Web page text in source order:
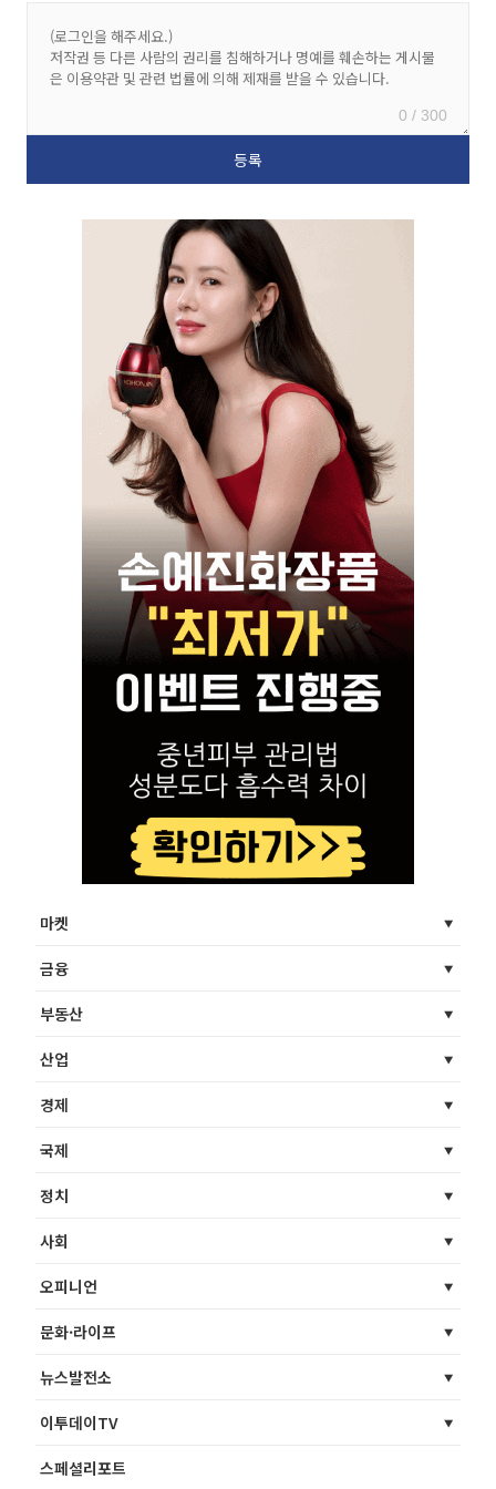
0 / 300
마켓
금융
부동산
산업
경제
국제
정치
사회
오피니언
문화·라이프
뉴스발전소
이투데이TV
스페셜리포트